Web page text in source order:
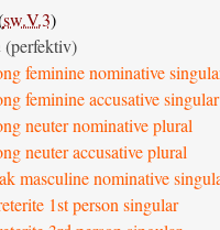
sw.V.3)
(perfektiv)
feminine nominative
feminine accusative singular
neuter nominative plural
neuter accusative plural
masculine nominative
1st person singular